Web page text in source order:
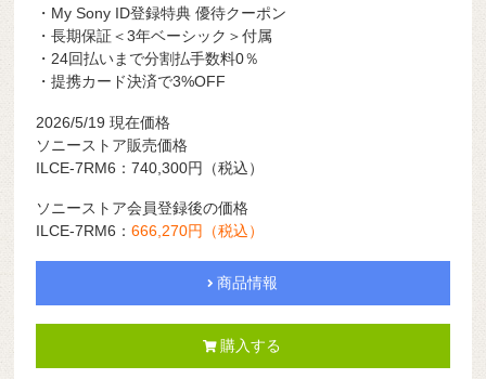
・My Sony ID登録特典 優待クーポン
・長期保証＜3年ベーシック＞付属
・24回払いまで分割払手数料0％
・提携カード決済で3%OFF
2026/5/19 現在価格
ソニーストア販売価格
ILCE-7RM6：740,300円（税込）
ソニーストア会員登録後の価格
ILCE-7RM6：666,270円（税込）
商品情報
購入する